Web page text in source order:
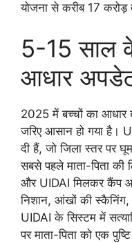
योजना से करीब 17 करोड़
5-15 साल
आधार
2025 में बच्चों का आधार
जरिए आसान हो गया है।
दी हैं, जो जिला स्तर पर
सबसे पहले माता-पिता की
और UIDAI मिलकर कैंप
निशान, आंखों की स्कैनिंग,
UIDAI के सिस्टम में
पर माता-पिता को एक